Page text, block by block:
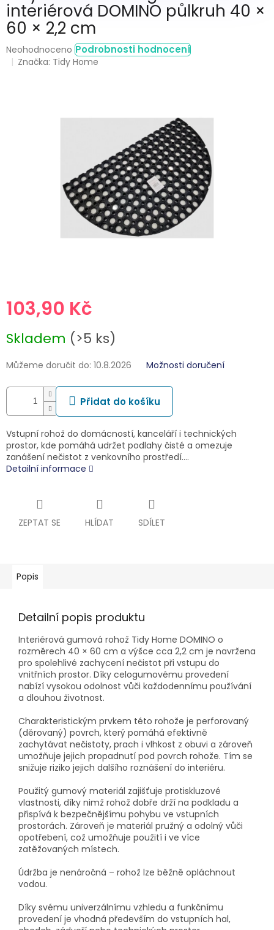
interiérová DOMINO půlkruh 40 ×
60 × 2,2 cm
Průměrné
hodnocení
Neohodnoceno Podrobnosti hodnocení
Značka: Tidy Home
103,90 Kč
cena:
Skladem (>5 ks)
Můžeme doručit do: 10.8.2026 Možnosti doručení
Přidat do košíku
Vstupní rohož do domácností, kanceláří i technických
prostor, kde pomáhá udržet podlahy čisté a omezuje
zanášení nečistot z venkovního prostředí.…
Detailní informace
ZEPTAT SE HLÍDAT SDÍLET
Popis
Detailní popis produktu
Interiérová gumová rohož Tidy Home DOMINO o
rozměrech 40 × 60 cm a výšce cca 2,2 cm je navržena
pro spolehlivé zachycení nečistot při vstupu do
vnitřních prostor. Díky celogumovému provedení
nabízí vysokou odolnost vůči každodennímu používání
a dlouhou životnost.
Charakteristickým prvkem této rohože je perforovaný
(děrovaný) povrch, který pomáhá efektivně
zachytávat nečistoty, prach i vlhkost z obuvi a zároveň
umožňuje jejich propadnutí pod povrch rohože. Tím se
snižuje riziko jejich dalšího roznášení do interiéru.
Použitý gumový materiál zajišťuje protiskluzové
vlastnosti, díky nimž rohož dobře drží na podkladu a
přispívá k bezpečnějšímu pohybu ve vstupních
prostorách. Zároveň je materiál pružný a odolný vůči
opotřebení, což umožňuje použití i ve více
zatěžovaných místech.
Údržba je nenáročná – rohož lze běžně opláchnout
vodou.
Díky svému univerzálnímu vzhledu a funkčnímu
provedení je vhodná především do vstupních hal,